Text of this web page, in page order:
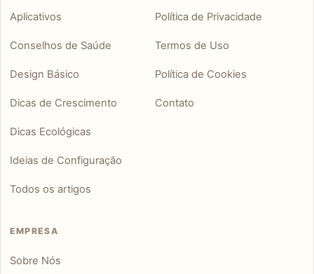
Aplicativos
Conselhos de Saúde
Design Básico
Dicas de Crescimento
Dicas Ecológicas
Ideias de Configuração
Todos os artigos
Política de Privacidade
Termos de Uso
Política de Cookies
Contato
EMPRESA
Sobre Nós